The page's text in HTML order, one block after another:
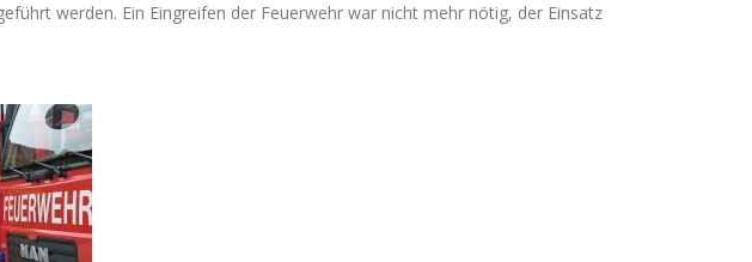
werden. Ein Eingreifen der Feuerwehr war nicht mehr nötig, der Einsatz